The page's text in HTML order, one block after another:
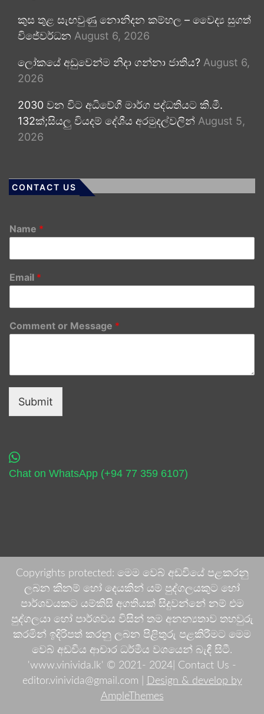
කුස තුළ සැඟවුණු නොනිදන කම්හල – වෛද්‍ය සුගත්
විජේවර්ධන August 6, 2026
ලෝකයේ අඩුවෙන්ම නිදා ගන්නා ජාතිය? August 6,
2026
2030 වන විට අධිවේගී මාර්ග පද්ධතියට කි.මී.
132ක්;සියලු වියදම් දේශීය අරමුදල්වලින් August 5,
2026
CONTACT US
Name *
Email *
Comment or Message *
Submit
Chat on WhatsApp (+94 77 359 6107)
Copyrights protected: මෙම වෙබ් අඩවියේ පළකරනු
ලබන කිනම් හෝ දෙයකින් යම් පුද්ගලයකුට හෝ
පාර්ශවයකට යම්කිසි අගතියක් සිදුවන්නේ නම් එම
පුද්ගලයා හෝ පාර්ශවය විසින් තම අනන්‍යතාව තහවුරු
කරමින් ඉදිරිපත් කරනු ලබන පිළිතුරු පළකිරීමට මෙම
වෙබ් අඩවිය ආචාර ධර්මීය වශයෙන් බැඳී සිටී.
'www.vinivida.lk' © 2021- 2024| Contact Us -
editor.vinivida@gmail.com |
Design & develop by
AmpleThemes